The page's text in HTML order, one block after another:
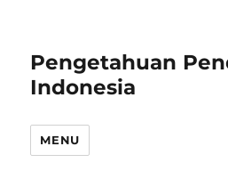
Pengetahuan
Indonesia
MENU